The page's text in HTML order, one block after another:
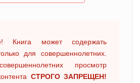
Книга может содержать
для совершеннолетних.
просмотр
СТРОГО ЗАПРЕЩЕН!